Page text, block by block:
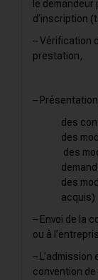
le
d’inscription
– Vérification
prestation,
– Présentation
des
des
des
des
acquis)
– Envoi de la
ou à
–
convention de